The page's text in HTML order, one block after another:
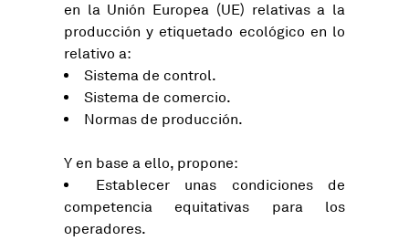
en la Unión Europea (UE) relativas a la
producción y etiquetado ecológico en lo
relativo a:
Sistema de control.
Sistema de comercio.
Normas de producción.
Y en base a ello, propone:
Establecer unas condiciones de
competencia equitativas para los
operadores.